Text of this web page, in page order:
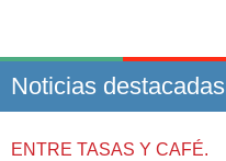
Noticias destacadas
ENTRE TASAS Y CAFÉ.